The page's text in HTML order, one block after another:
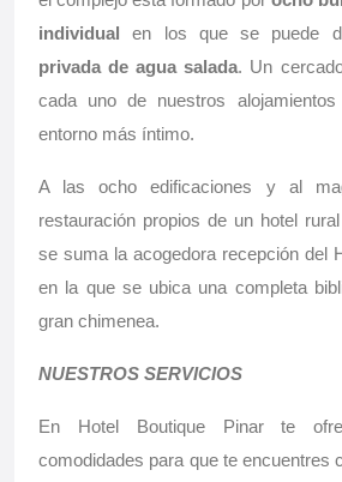
individual en los que se puede
privada de agua salada. Un
cada uno de nuestros
entorno más íntimo.
A las ocho edificaciones y al
restauración propios de un hotel
se suma la acogedora recepción del
en la que se ubica una completa
gran chimenea.
NUESTROS SERVICIOS
En Hotel Boutique Pinar te
comodidades para que te encuentres